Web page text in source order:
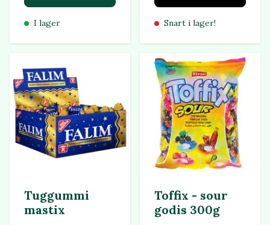
I lager Snart i lager!
Tuggummi
mastix
Toffix - sour
godis 300g